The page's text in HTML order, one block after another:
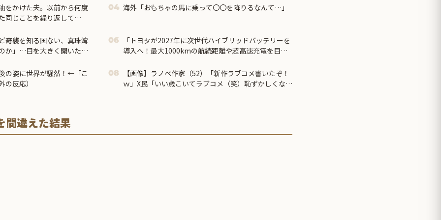
をかけた夫。以前から何度
同じことを繰り返して…
04 海外「おもちゃの馬に乗って〇〇を降りるなんて…」
奇襲を知る国ない、真珠湾
か」…目を大きく開いた高
06
「トヨタが2027年に次世代ハイブリッドバッテリーを
導入へ！最大1000kmの航続距離や超高速充電を目指
の姿に世界が騒然！←「こ
反応）
08
【画像】ラノベ作家（52）「新作ラブコメ書いたぞ！
ｗ」X民「いい歳こいてラブコメ（笑）恥ずかしくない
間違えた結果